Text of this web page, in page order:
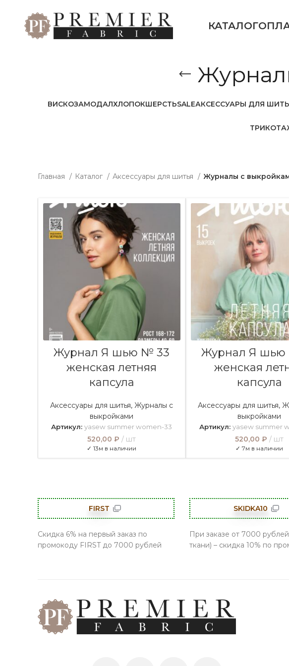
КАТАЛОГ
ВИСКОЗАМОДАЛХЛОПОКШЕРСТЬSALEАКСЕССУАРЫ ДЛЯ
Главная Каталог Аксессуары для шитья Журналы с
Журнал Я шью № 33
женская летняя
капсула
Аксессуары для шитья, Журналы с
выкройками
Артикул:yasew summer women-33
520,00₽ шт
✓ 13м в наличии
Журнал Я
женская
капсула
Аксессуары для шитья,
выкройками
Артикул: yasew summer
520,00₽ шт
✓ 7м в наличии
FIRST
Скидка 6% на первый заказ по
промокоду FIRST до 7000 рублей
SKIDKA10
При заказе от 7000
ткани) – скидка 10% по